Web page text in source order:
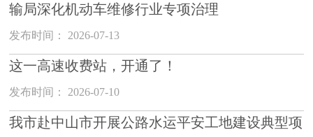
输局深化机动车维修行业专项治理
发布时间： 2026-07-13
这一高速收费站，开通了！
发布时间： 2026-07-10
我市赴中山市开展公路水运平安工地建设典型项